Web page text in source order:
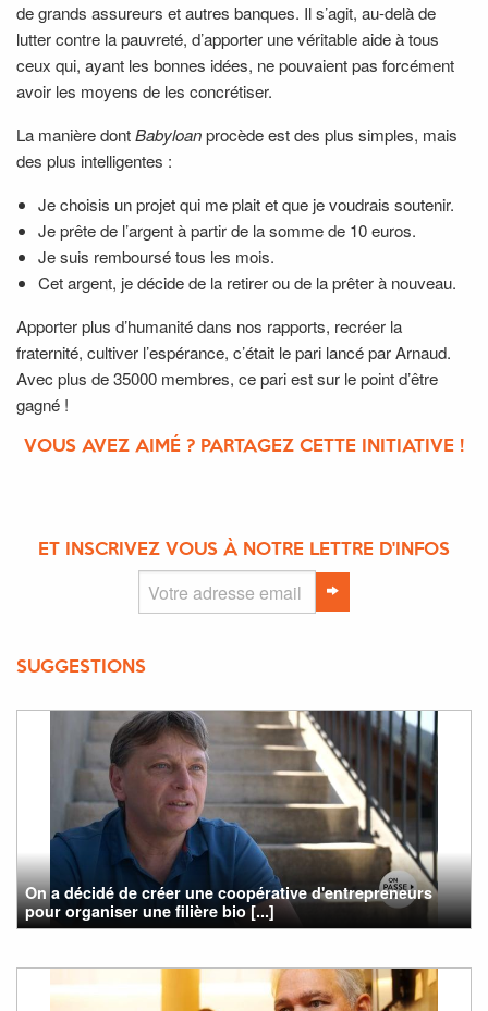
de grands assureurs et autres banques. Il s’agit, au-delà de
lutter contre la pauvreté, d’apporter une véritable aide à tous
ceux qui, ayant les bonnes idées, ne pouvaient pas forcément
avoir les moyens de les concrétiser.
La manière dontBabyloanprocède est des plus simples, mais
des plus intelligentes :
Je choisis un projet qui me plait et que je voudrais soutenir.
Je prête de l’argent à partir de la somme de 10 euros.
Je suis remboursé tous les mois.
Cet argent, je décide de la retirer ou de la prêter à nouveau.
Apporter plus d’humanité dans nos rapports, recréer la
fraternité, cultiver l’espérance, c’était le pari lancé par Arnaud.
Avec plus de 35000 membres, ce pari est sur le point d’être
gagné !
VOUS AVEZ AIMÉ ? PARTAGEZ CETTE INITIATIVE !
ET INSCRIVEZ VOUS À NOTRE LETTRE D'INFOS
SUGGESTIONS
On a décidé de créer une coopérative d'entrepreneurs
pour organiser une filière bio [...]